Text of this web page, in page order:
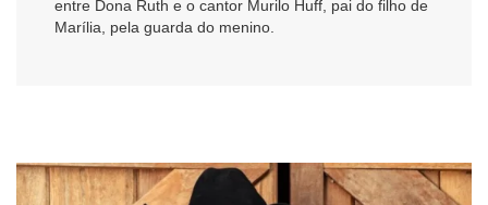
entre Dona Ruth e o cantor Murilo Huff, pai do filho de
Marília, pela guarda do menino.